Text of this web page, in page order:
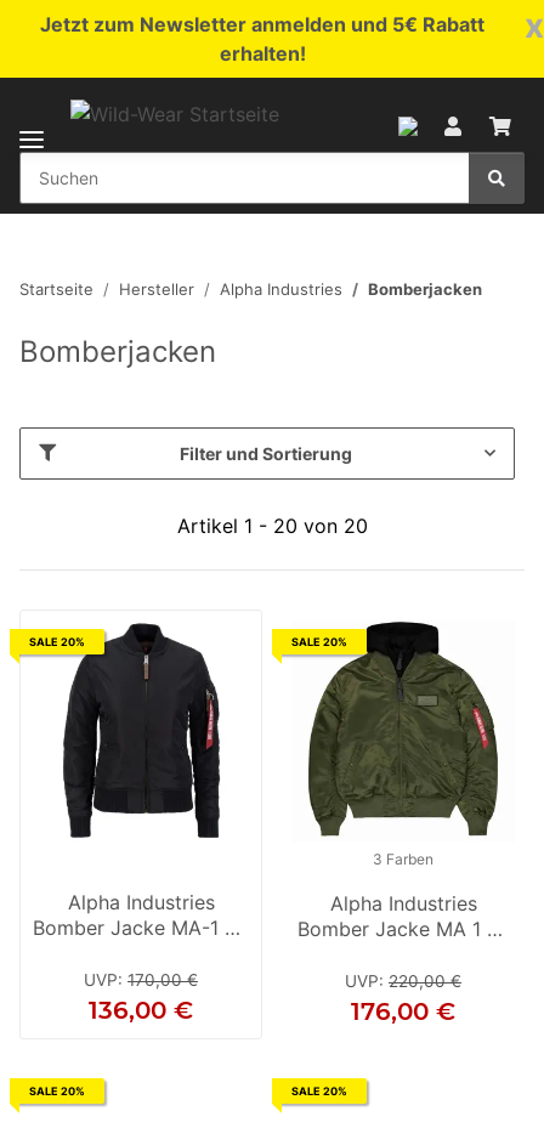
x
Jetzt zum Newsletter anmelden und 5€ Rabatt
erhalten!
Startseite Hersteller Alpha Industries Bomberjacken
Bomberjacken
Filter und Sortierung
Artikel 1 - 20 von 20
SALE 20%
Alpha Industries
Bomber Jacke MA-1 VF
Damen
UVP: 170,00 €
136,00 €
SALE 20%
3 Farben
Alpha Industries
Bomber Jacke MA 1 D-
UVP: 220,00 €
176,00 €
SALE 20% SALE 20%